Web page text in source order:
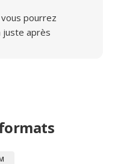
pourrez
après